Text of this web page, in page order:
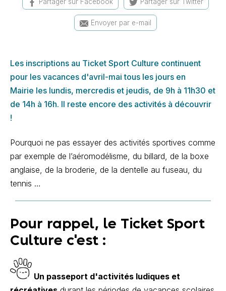
Envoyer par e-mail
Les inscriptions au Ticket Sport Culture continuent
pour les vacances d'avril-mai tous les jours en
Mairie les lundis, mercredis et jeudis, de 9h à 11h30 et
de 14h à 16h. Il reste encore des activités à découvrir
!
Pourquoi ne pas essayer des activités sportives comme
par exemple de l’aéromodélisme, du billard, de la boxe
anglaise, de la broderie, de la dentelle au fuseau, du
tennis …
Pour rappel, le Ticket Sport
Culture c'est :
Un passeport d'activités ludiques et